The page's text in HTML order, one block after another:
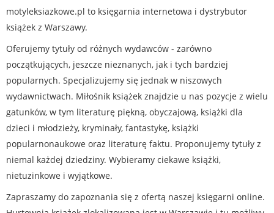
motyleksiazkowe.pl to księgarnia internetowa i dystrybutor
książek z Warszawy.
Oferujemy tytuły od różnych wydawców - zarówno
początkujących, jeszcze nieznanych, jak i tych bardziej
popularnych. Specjalizujemy się jednak w niszowych
wydawnictwach. Miłośnik książek znajdzie u nas pozycje z wielu
gatunków, w tym literaturę piękną, obyczajową, książki dla
dzieci i młodzieży, kryminały, fantastykę, książki
popularnonaukowe oraz literaturę faktu. Proponujemy tytuły z
niemal każdej dziedziny. Wybieramy ciekawe książki,
nietuzinkowe i wyjątkowe.
Zapraszamy do zapoznania się z ofertą naszej księgarni online.